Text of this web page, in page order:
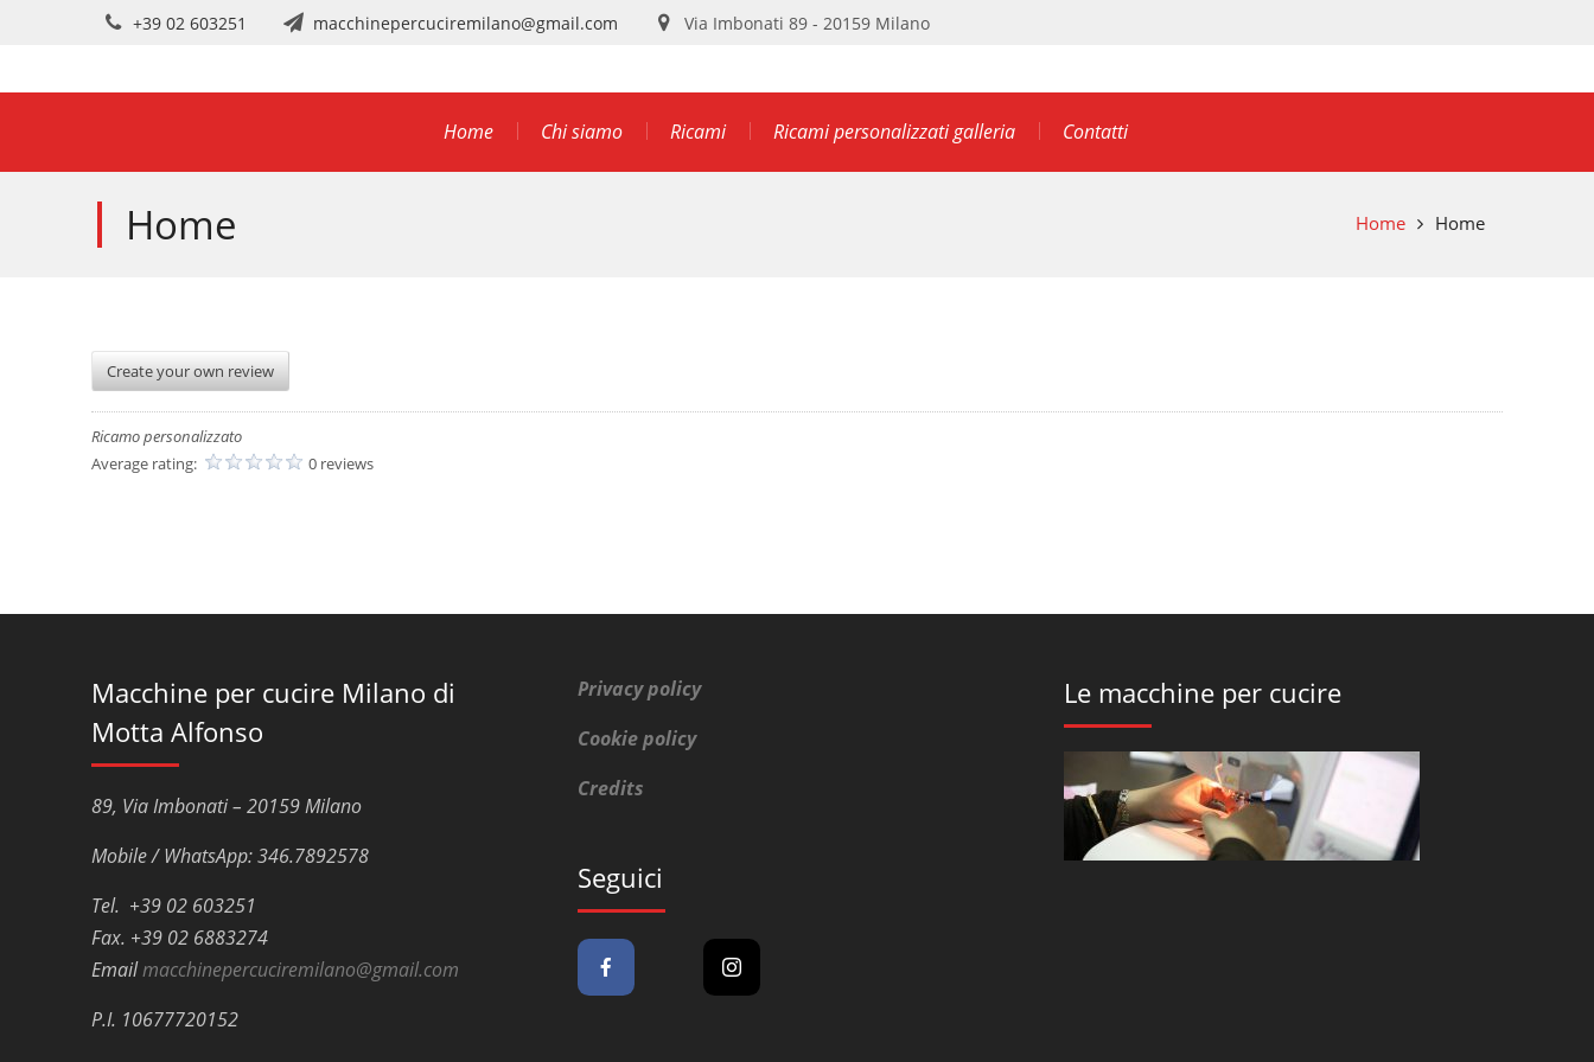
+39 02 603251 macchinepercuciremilano@gmail.com Via Imbonati 89 - 20159 Milano
Home Chi siamo Ricami Ricami personalizzati galleria Contatti
Home Home Home
Create your own review
Ricamo personalizzato
Average rating:
0 reviews
Macchine per cucire Milano di
Motta Alfonso
89, Via Imbonati – 20159 Milano
Mobile / WhatsApp: 346.7892578
Tel. +39 02 603251
Fax. +39 02 6883274
Emailmacchinepercuciremilano@gmail.com
P.I. 10677720152
Privacy policy
Cookie policy
Credits
Seguici
Le macchine per cucire